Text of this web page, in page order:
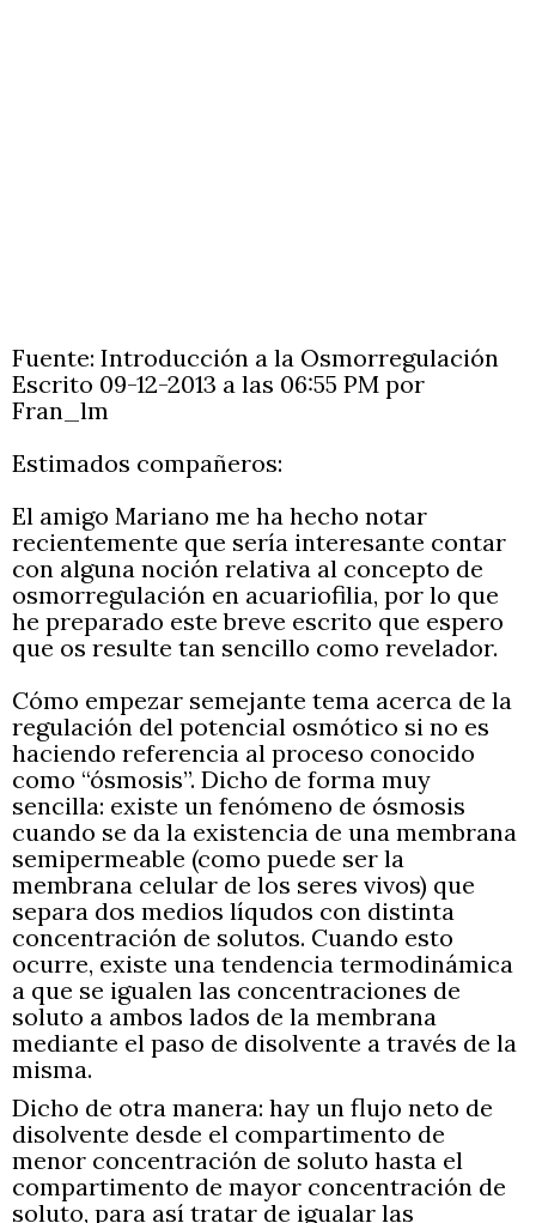
Fuente: Introducción a la Osmorregulación
Escrito 09-12-2013 a las 06:55 PM por
Fran_lm
Estimados compañeros:
El amigo Mariano me ha hecho notar
recientemente que sería interesante contar
con alguna noción relativa al concepto de
osmorregulación en acuariofilia, por lo que
he preparado este breve escrito que espero
que os resulte tan sencillo como revelador.
Cómo empezar semejante tema acerca de la
regulación del potencial osmótico si no es
haciendo referencia al proceso conocido
como “ósmosis”. Dicho de forma muy
sencilla: existe un fenómeno de ósmosis
cuando se da la existencia de una membrana
semipermeable (como puede ser la
membrana celular de los seres vivos) que
separa dos medios líqudos con distinta
concentración de solutos. Cuando esto
ocurre, existe una tendencia termodinámica
a que se igualen las concentraciones de
soluto a ambos lados de la membrana
mediante el paso de disolvente a través de la
misma.
Dicho de otra manera: hay un flujo neto de
disolvente desde el compartimento de
menor concentración de soluto hasta el
compartimento de mayor concentración de
soluto, para así tratar de igualar las